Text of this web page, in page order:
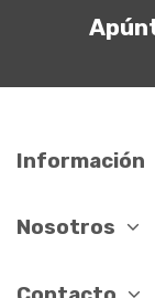
Información
Nosotros